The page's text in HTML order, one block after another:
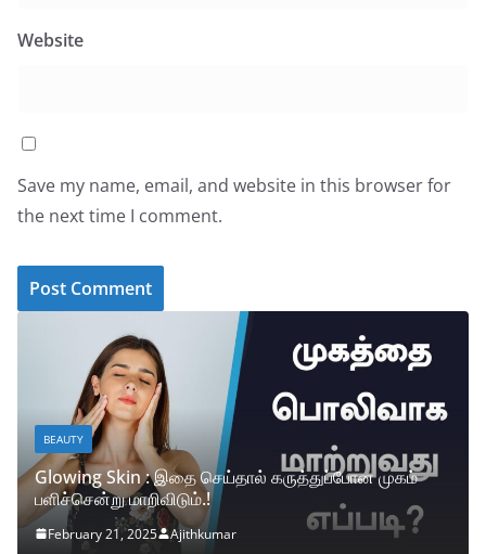
Website
Save my name, email, and website in this browser for
the next time I comment.
BEAUTY
Glowing Skin : இதை செய்தால் கருத்துப்போன முகம்
பளிச்சென்று மாறிவிடும்.!
February 21, 2025 Ajithkumar